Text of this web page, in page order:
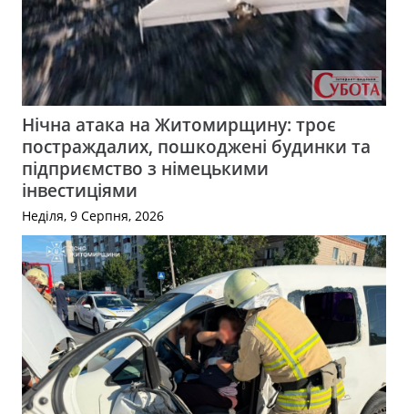
Нічна атака на Житомирщину: троє
постраждалих, пошкоджені будинки та
підприємство з німецькими
інвестиціями
Неділя, 9 Серпня, 2026